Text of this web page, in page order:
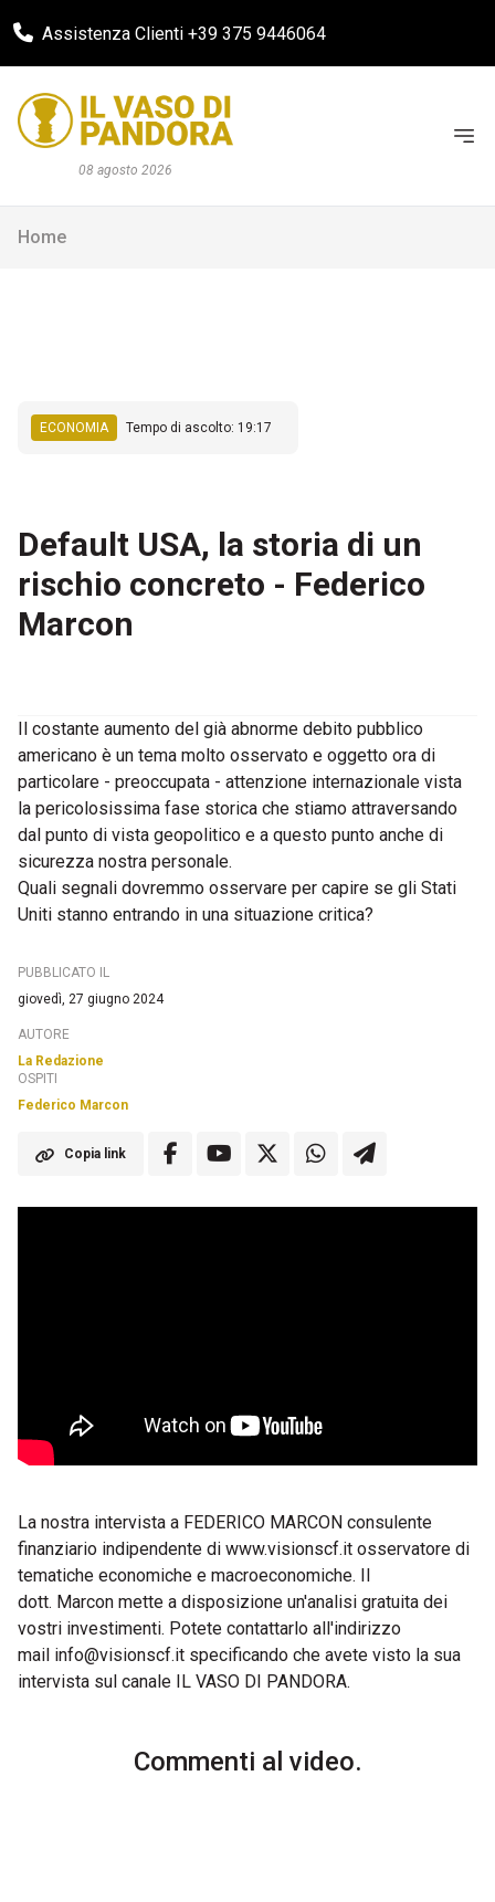
Assistenza Clienti +39 375 9446064
08 agosto 2026
Home
ECONOMIA Tempo di ascolto: 19:17
Default USA, la storia di un
rischio concreto - Federico
Marcon
Il costante aumento del già abnorme debito pubblico
americano è un tema molto osservato e oggetto ora di
particolare - preoccupata - attenzione internazionale vista
la pericolosissima fase storica che stiamo attraversando
dal punto di vista geopolitico e a questo punto anche di
sicurezza nostra personale.
Quali segnali dovremmo osservare per capire se gli Stati
Uniti stanno entrando in una situazione critica?
PUBBLICATO IL
giovedì, 27 giugno 2024
AUTORE
La Redazione
OSPITI
Federico Marcon
Copia link
La nostra intervista a FEDERICO MARCON consulente
finanziario indipendente di www.visionscf.it osservatore di
tematiche economiche e macroeconomiche. Il
dott. Marcon mette a disposizione un'analisi gratuita dei
vostri investimenti. Potete contattarlo all'indirizzo
mail info@visionscf.it specificando che avete visto la sua
intervista sul canale IL VASO DI PANDORA.
Commenti al video.